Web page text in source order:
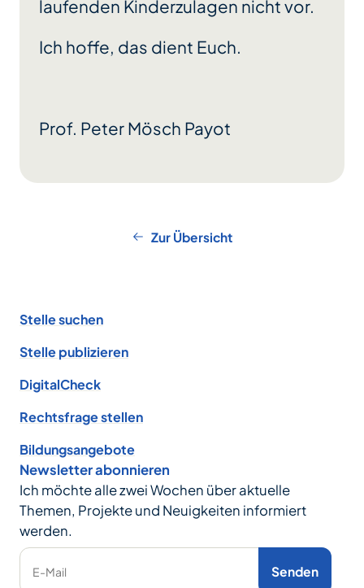
laufenden Kinderzulagen nicht vor.
Ich hoffe, das dient Euch.
Prof. Peter Mösch Payot
Zur Übersicht
Stelle suchen
Stelle publizieren
DigitalCheck
Rechtsfrage stellen
Bildungsangebote
Newsletter abonnieren
Ich möchte alle zwei Wochen über aktuelle
Themen, Projekte und Neuigkeiten informiert
werden.
E-Mail Senden